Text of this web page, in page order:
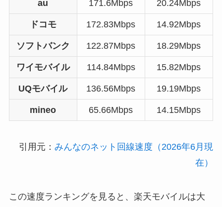
au 171.6Mbps 20.24Mbps
ドコモ 172.83Mbps 14.92Mbps
ソフトバンク 122.87Mbps 18.29Mbps
ワイモバイル 114.84Mbps 15.82Mbps
UQモバイル 136.56Mbps 19.19Mbps
mineo 65.66Mbps 14.15Mbps
引用元：みんなのネット回線速度（2026年6月現
在）
この速度ランキングを見ると、楽天モバイルは大